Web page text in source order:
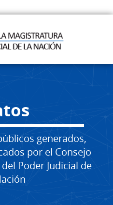
generados,
por el Consejo
Poder Judicial de